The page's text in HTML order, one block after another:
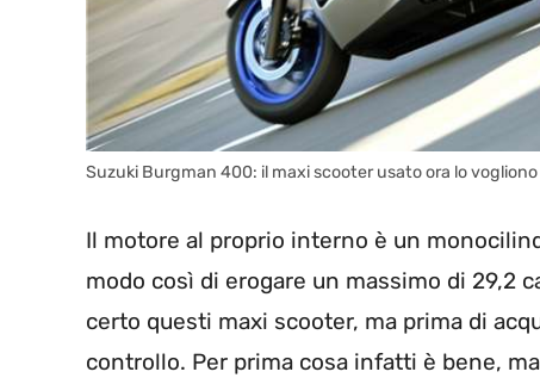
Suzuki Burgman 400: il maxi scooter usato ora lo
Il motore al proprio interno è un
modo così di erogare un massimo di 29,2
certo questi maxi scooter, ma prima di
controllo. Per prima cosa infatti è bene,